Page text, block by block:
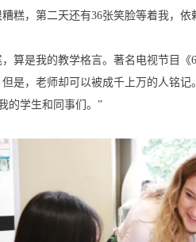
糕，第二天还有36张笑脸等着我，依
算是我的教学格言。著名电视节目
是，老师却可以被成千上万的人铭
的学生和同事们。”